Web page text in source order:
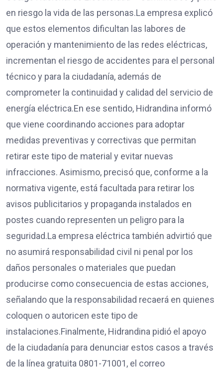
en riesgo la vida de las personas.La empresa explicó
que estos elementos dificultan las labores de
operación y mantenimiento de las redes eléctricas,
incrementan el riesgo de accidentes para el personal
técnico y para la ciudadanía, además de
comprometer la continuidad y calidad del servicio de
energía eléctrica.En ese sentido, Hidrandina informó
que viene coordinando acciones para adoptar
medidas preventivas y correctivas que permitan
retirar este tipo de material y evitar nuevas
infracciones. Asimismo, precisó que, conforme a la
normativa vigente, está facultada para retirar los
avisos publicitarios y propaganda instalados en
postes cuando representen un peligro para la
seguridad.La empresa eléctrica también advirtió que
no asumirá responsabilidad civil ni penal por los
daños personales o materiales que puedan
producirse como consecuencia de estas acciones,
señalando que la responsabilidad recaerá en quienes
coloquen o autoricen este tipo de
instalaciones.Finalmente, Hidrandina pidió el apoyo
de la ciudadanía para denunciar estos casos a través
de la línea gratuita 0801-71001, el correo